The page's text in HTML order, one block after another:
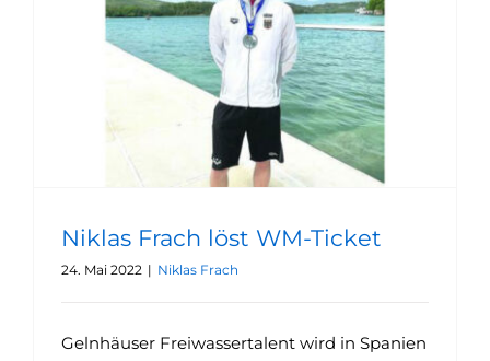
Niklas Frach löst WM-Ticket
24. Mai 2022 | Niklas Frach
Gelnhäuser Freiwassertalent wird in Spanien